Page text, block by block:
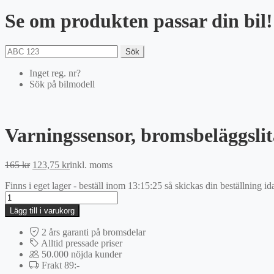
Se om produkten passar din bil!
Sök
Inget reg. nr?
Sök på bilmodell
Varningssensor,
165kr Det
priset
165 kr.
123,75 krDet
priset
123,75 kr.
inkl. moms
Finns i eget lager - beställ inom 13:15:25 så skickas din beställning
Varningssensor,
bromsbeläggslitage
mängd
Lägg till i varukorg
2 års garanti på bromsdelar
Alltid pressade priser
50.000 nöjda kunder
Frakt 89:-